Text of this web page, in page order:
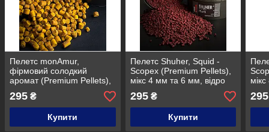
Пелетс monAmur,
фірмовий солодкий
аромат (Premium Pellets),
мікс 4 мм та 6 мм, відро
1,5 кг
295 ₴
Купити
Пелетс Shuher, Squid -
Scopex (Premium Pellets),
мікс 4 мм та 6 мм, відро
1,5 кг
295₴
Купити
1,5
295